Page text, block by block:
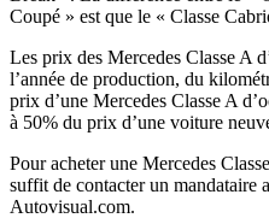
Coupé » est que le « Classe
Les prix des Mercedes Classe A
l’année de production, du
prix d’une Mercedes Classe A
à 50% du prix d’une voiture
Pour acheter une Mercedes
suffit de contacter un mandataire
Autovisual.com.